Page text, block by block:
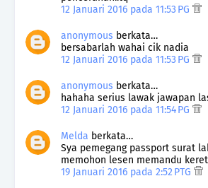
12 Januari 2016 pada 11:53 PG
anonymous berkata…
bersabarlah wahai cik nadia
12 Januari 2016 pada 11:53 PG
anonymous berkata…
hahaha serius lawak jawapan
12 Januari 2016 pada 11:54 PG
Melda berkata…
Sya pemegang passport surat
memohon lesen memandu
19 Januari 2016 pada 2:52 PTG